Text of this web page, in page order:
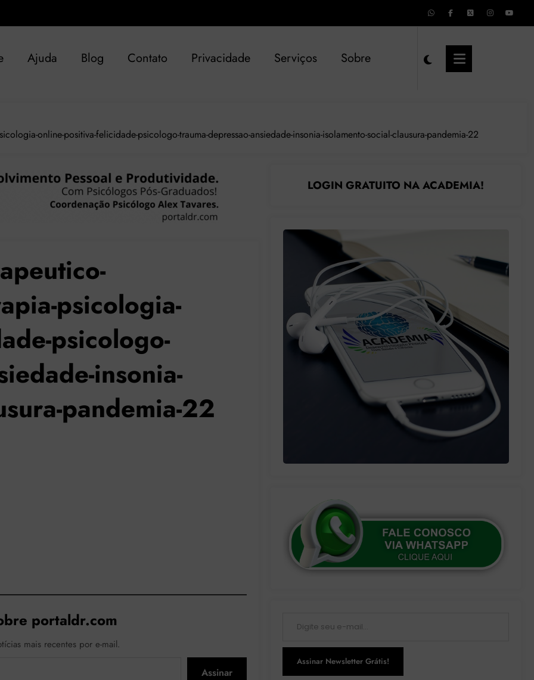
Ajuda Blog Contato Privacidade Serviços Sobre
online-positiva-felicidade-psicologo-trauma-depressao-ansiedade-insonia-isolamento-social-clausura-pandemia-22
psicologia-
psicologo-
insonia-
pandemia-22
portaldr.com
mais recentes por e-mail.
Assinar
LOGIN GRATUITO NA ACADEMIA!
Assinar Newsletter Grátis!